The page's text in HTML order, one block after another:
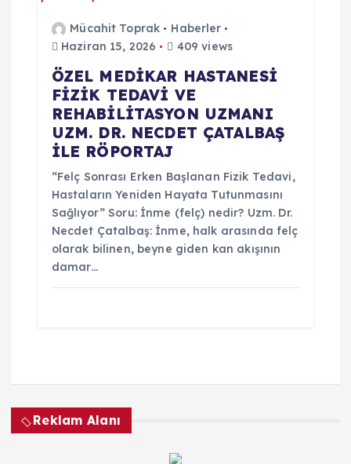
Mücahit Toprak
Haberler
Haziran 15, 2026
409 views
ÖZEL MEDİKAR HASTANESİ
FİZİK TEDAVİ VE
REHABİLİTASYON UZMANI
UZM. DR. NECDET ÇATALBAŞ
İLE RÖPORTAJ
“Felç Sonrası Erken Başlanan Fizik Tedavi,
Hastaların Yeniden Hayata Tutunmasını
Sağlıyor” Soru: İnme (felç) nedir? Uzm. Dr.
Necdet Çatalbaş: İnme, halk arasında felç
olarak bilinen, beyne giden kan akışının
damar…
Reklam Alanı